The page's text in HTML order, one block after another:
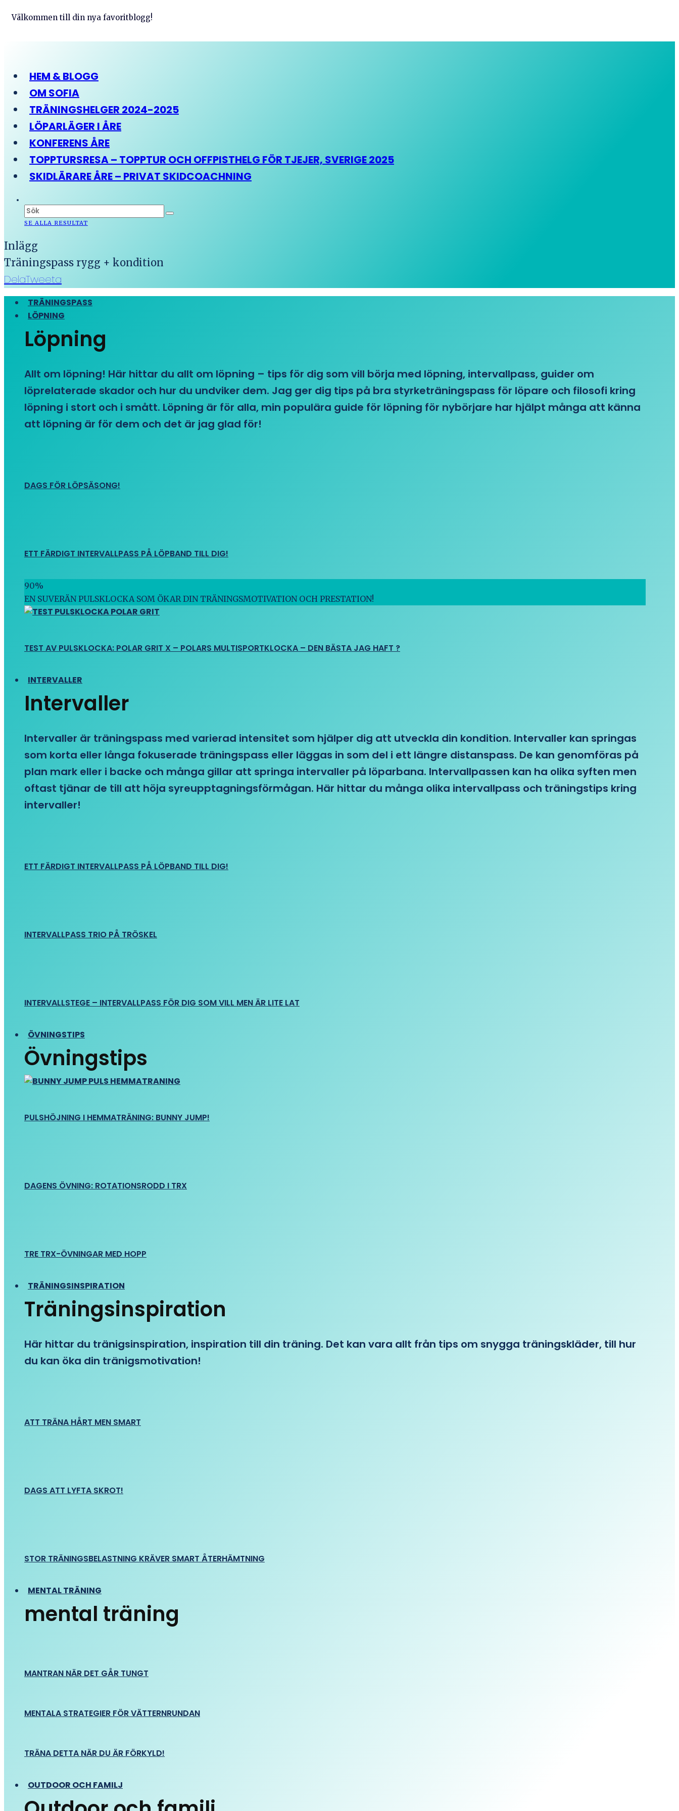
Välkommen till din nya favoritblogg!
HEM & BLOGG
OM SOFIA
TRÄNINGSHELGER 2024-2025
LÖPARLÄGER I ÅRE
KONFERENS ÅRE
TOPPTURSRESA – TOPPTUR OCH OFFPISTHELG FÖR TJEJER, SVERIGE 2025
SKIDLÄRARE ÅRE – PRIVAT SKIDCOACHNING
SE ALLA RESULTAT
Inlägg
Träningspass rygg + kondition
DelaTweeta
TRÄNINGSPASS
LÖPNING
Löpning
Allt om löpning! Här hittar du allt om löpning – tips för dig som vill börja med löpning, intervallpass, guider om
löprelaterade skador och hur du undviker dem. Jag ger dig tips på bra styrketräningspass för löpare och filosofi kring
löpning i stort och i smått. Löpning är för alla, min populära guide för löpning för nybörjare har hjälpt många att känna
att löpning är för dem och det är jag glad för!
DAGS FÖR LÖPSÄSONG!
ETT FÄRDIGT INTERVALLPASS PÅ LÖPBAND TILL DIG!
90%
EN SUVERÄN PULSKLOCKA SOM ÖKAR DIN TRÄNINGSMOTIVATION OCH PRESTATION!
TEST AV PULSKLOCKA: POLAR GRIT X – POLARS MULTISPORTKLOCKA – DEN BÄSTA JAG HAFT ?
INTERVALLER
Intervaller
Intervaller är träningspass med varierad intensitet som hjälper dig att utveckla din kondition. Intervaller kan springas
som korta eller långa fokuserade träningspass eller läggas in som del i ett längre distanspass. De kan genomföras på
plan mark eller i backe och många gillar att springa intervaller på löparbana. Intervallpassen kan ha olika syften men
oftast tjänar de till att höja syreupptagningsförmågan. Här hittar du många olika intervallpass och träningstips kring
intervaller!
ETT FÄRDIGT INTERVALLPASS PÅ LÖPBAND TILL DIG!
INTERVALLPASS TRIO PÅ TRÖSKEL
INTERVALLSTEGE – INTERVALLPASS FÖR DIG SOM VILL MEN ÄR LITE LAT
ÖVNINGSTIPS
Övningstips
PULSHÖJNING I HEMMATRÄNING: BUNNY JUMP!
DAGENS ÖVNING: ROTATIONSRODD I TRX
TRE TRX-ÖVNINGAR MED HOPP
TRÄNINGSINSPIRATION
Träningsinspiration
Här hittar du tränigsinspiration, inspiration till din träning. Det kan vara allt från tips om snygga träningskläder, till hur
du kan öka din tränigsmotivation!
ATT TRÄNA HÅRT MEN SMART
DAGS ATT LYFTA SKROT!
STOR TRÄNINGSBELASTNING KRÄVER SMART ÅTERHÄMTNING
MENTAL TRÄNING
mental träning
MANTRAN NÄR DET GÅR TUNGT
MENTALA STRATEGIER FÖR VÄTTERNRUNDAN
TRÄNA DETTA NÄR DU ÄR FÖRKYLD!
OUTDOOR OCH FAMILJ